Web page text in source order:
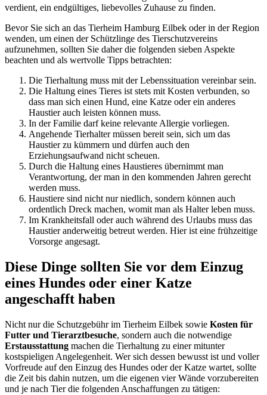
verdient, ein endgültiges, liebevolles Zuhause zu finden.
Bevor Sie sich an das Tierheim Hamburg Eilbek oder in der Region
wenden, um einen der Schützlinge des Tierschutzvereins
aufzunehmen, sollten Sie daher die folgenden sieben Aspekte
beachten und als wertvolle Tipps betrachten:
Die Tierhaltung muss mit der Lebenssituation vereinbar sein.
Die Haltung eines Tieres ist stets mit Kosten verbunden, so
dass man sich einen Hund, eine Katze oder ein anderes
Haustier auch leisten können muss.
In der Familie darf keine relevante Allergie vorliegen.
Angehende Tierhalter müssen bereit sein, sich um das
Haustier zu kümmern und dürfen auch den
Erziehungsaufwand nicht scheuen.
Durch die Haltung eines Haustieres übernimmt man
Verantwortung, der man in den kommenden Jahren gerecht
werden muss.
Haustiere sind nicht nur niedlich, sondern können auch
ordentlich Dreck machen, womit man als Halter leben muss.
Im Krankheitsfall oder auch während des Urlaubs muss das
Haustier anderweitig betreut werden. Hier ist eine frühzeitige
Vorsorge angesagt.
Diese Dinge sollten Sie vor dem Einzug
eines Hundes oder einer Katze
angeschafft haben
Nicht nur die Schutzgebühr im Tierheim Eilbek sowie Kosten für
Futter und Tierarztbesuche, sondern auch die notwendige
Erstausstattung machen die Tierhaltung zu einer mitunter
kostspieligen Angelegenheit. Wer sich dessen bewusst ist und voller
Vorfreude auf den Einzug des Hundes oder der Katze wartet, sollte
die Zeit bis dahin nutzen, um die eigenen vier Wände vorzubereiten
und je nach Tier die folgenden Anschaffungen zu tätigen: